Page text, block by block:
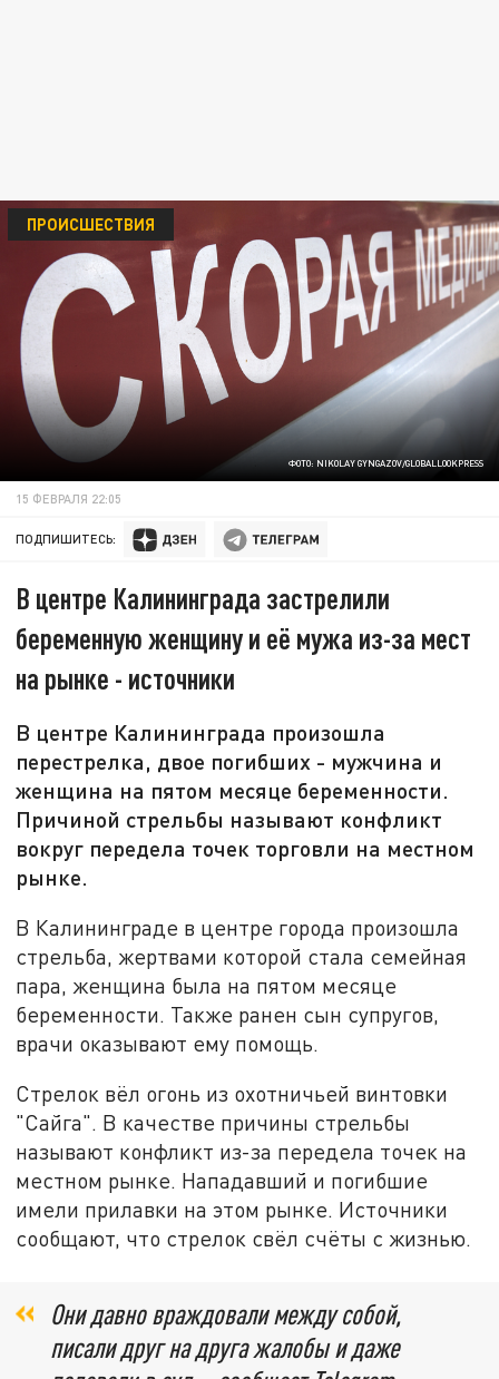
ФОТО: NIKOLAY GYNGAZOV/GLOBALLOOKPRESS
ПРОИСШЕСТВИЯ
15 ФЕВРАЛЯ 22:05
ПОДПИШИТЕСЬ:
В центре Калининграда застрелили
беременную женщину и её мужа из-за мест
на рынке - источники
В центре Калининграда произошла
перестрелка, двое погибших - мужчина и
женщина на пятом месяце беременности.
Причиной стрельбы называют конфликт
вокруг передела точек торговли на местном
рынке.
В Калининграде в центре города произошла
стрельба, жертвами которой стала семейная
пара, женщина была на пятом месяце
беременности. Также ранен сын супругов,
врачи оказывают ему помощь.
Стрелок вёл огонь из охотничьей винтовки
"Сайга". В качестве причины стрельбы
называют конфликт из-за передела точек на
местном рынке. Нападавший и погибшие
имели прилавки на этом рынке. Источники
сообщают, что стрелок свёл счёты с жизнью.
Они давно враждовали между собой,
писали друг на друга жалобы и даже